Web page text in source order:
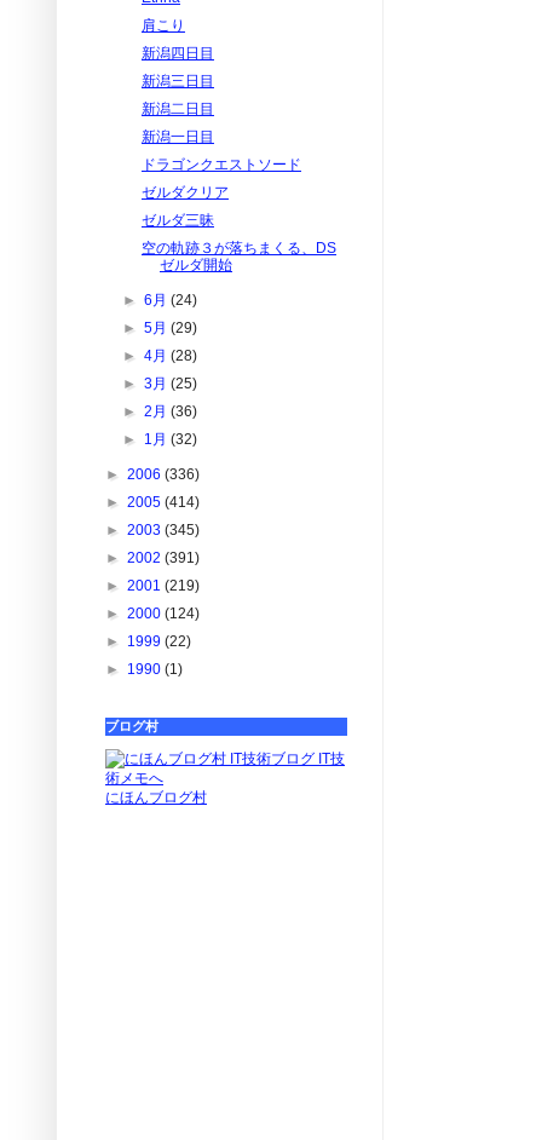
肩こり
新潟四日目
新潟三日目
新潟二日目
新潟一日目
ドラゴンクエストソード
ゼルダクリア
ゼルダ三昧
空の軌跡３が落ちまくる、DS
ゼルダ開始
►6月(24)
►5月(29)
►4月(28)
►3月(25)
►2月(36)
► 1月(32)
► 2006 (336)
► 2005 (414)
► 2003 (345)
► 2002 (391)
► 2001 (219)
► 2000 (124)
► 1999 (22)
► 1990 (1)
ブログ村
にほんブログ村